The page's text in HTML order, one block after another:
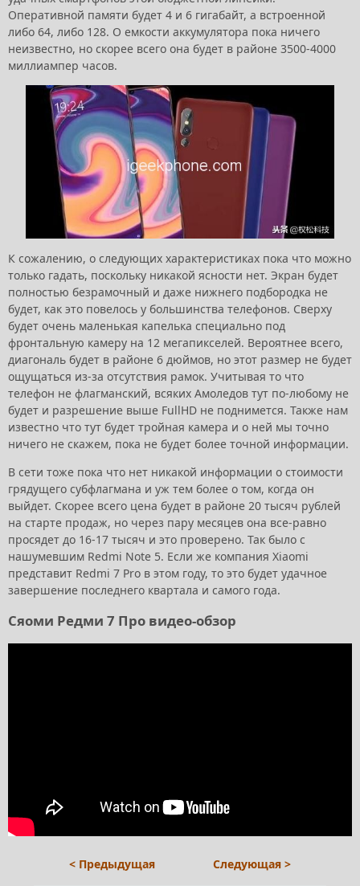
Оперативной памяти будет 4 и 6 гигабайт, а встроенной
либо 64, либо 128. О емкости аккумулятора пока ничего
неизвестно, но скорее всего она будет в районе 3500-4000
миллиампер часов.
К сожалению, о следующих характеристиках пока что можно
только гадать, поскольку никакой ясности нет. Экран будет
полностью безрамочный и даже нижнего подбородка не
будет, как это повелось у большинства телефонов. Сверху
будет очень маленькая капелька специально под
фронтальную камеру на 12 мегапикселей. Вероятнее всего,
диагональ будет в районе 6 дюймов, но этот размер не будет
ощущаться из-за отсутствия рамок. Учитывая то что
телефон не флагманский, всяких Амоледов тут по-любому не
будет и разрешение выше FullHD не поднимется. Также нам
известно что тут будет тройная камера и о ней мы точно
ничего не скажем, пока не будет более точной информации.
В сети тоже пока что нет никакой информации о стоимости
грядущего субфлагмана и уж тем более о том, когда он
выйдет. Скорее всего цена будет в районе 20 тысяч рублей
на старте продаж, но через пару месяцев она все-равно
просядет до 16-17 тысяч и это проверено. Так было с
нашумевшим Redmi Note 5. Если же компания Xiaomi
представит Redmi 7 Pro в этом году, то это будет удачное
завершение последнего квартала и самого года.
Сяоми Редми 7 Про видео-обзор
< Предыдущая Следующая >